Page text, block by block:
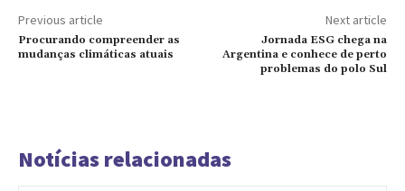
Previous article
Procurando compreender as
mudanças climáticas atuais
Next article
Jornada ESG chega na
Argentina e conhece de perto
problemas do polo Sul
Notícias relacionadas